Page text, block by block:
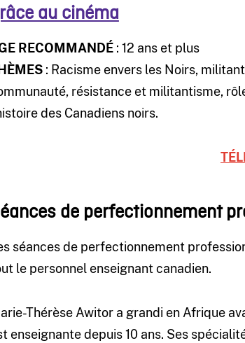
au cinéma
RECOMMANDÉ : 12 ans et plus
: Racisme envers les Noirs,
résistance et militantisme,
des Canadiens noirs.
de perfectionnement
séances de perfectionnement
le personnel enseignant canadien.
Thérèse Awitor a grandi en Afrique
enseignante depuis 10 ans. Ses